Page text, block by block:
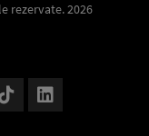
rezervate. 2026